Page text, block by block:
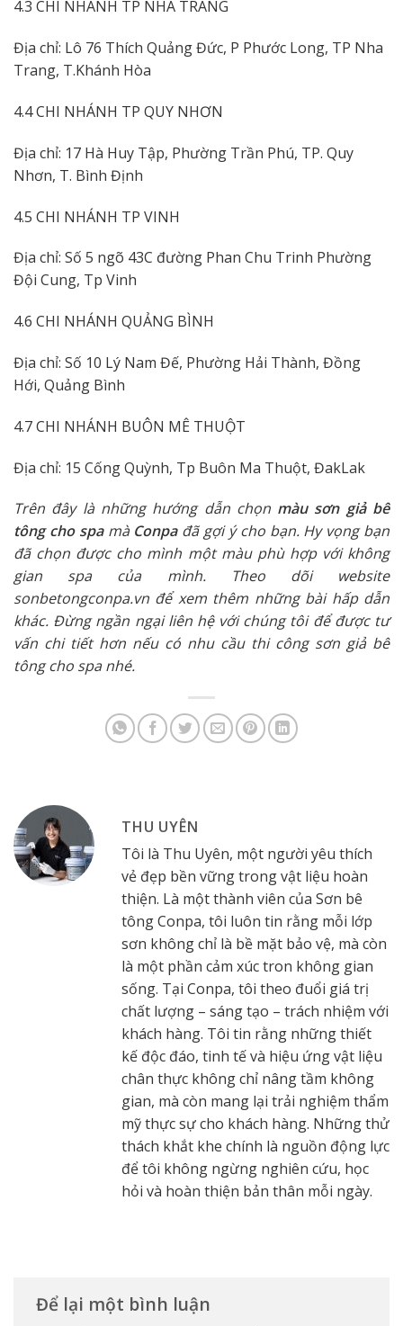
4.3 CHI NHÁNH TP NHA TRANG
Địa chỉ: Lô 76 Thích Quảng Đức, P Phước Long, TP Nha
Trang, T.Khánh Hòa
4.4 CHI NHÁNH TP QUY NHƠN
Địa chỉ: 17 Hà Huy Tập, Phường Trần Phú, TP. Quy
Nhơn, T. Bình Định
4.5 CHI NHÁNH TP VINH
Địa chỉ: Số 5 ngõ 43C đường Phan Chu Trinh Phường
Đội Cung, Tp Vinh
4.6 CHI NHÁNH QUẢNG BÌNH
Địa chỉ: Số 10 Lý Nam Đế, Phường Hải Thành, Đồng
Hới, Quảng Bình
4.7 CHI NHÁNH BUÔN MÊ THUỘT
Địa chỉ: 15 Cống Quỳnh, Tp Buôn Ma Thuột, ĐakLak
Trên đây là những hướng dẫn chọn màu sơn giả bê
tông cho spamà Conpađã gợi ý cho bạn. Hy vọng bạn
đã chọn được cho mình một màu phù hợp với không
gian spa của mình. Theo dõi website
sonbetongconpa.vn để xem thêm những bài hấp dẫn
khác. Đừng ngần ngại liên hệ với chúng tôi để được tư
vấn chi tiết hơn nếu có nhu cầu thi công sơn giả bê
tông cho spa nhé.
THU UYÊN
Tôi là Thu Uyên, một người yêu thích
vẻ đẹp bền vững trong vật liệu hoàn
thiện. Là một thành viên của Sơn bê
tông Conpa, tôi luôn tin rằng mỗi lớp
sơn không chỉ là bề mặt bảo vệ, mà còn
là một phần cảm xúc tron không gian
sống. Tại Conpa, tôi theo đuổi giá trị
chất lượng – sáng tạo – trách nhiệm với
khách hàng. Tôi tin rằng những thiết
kế độc đáo, tinh tế và hiệu ứng vật liệu
chân thực không chỉ nâng tầm không
gian, mà còn mang lại trải nghiệm thẩm
mỹ thực sự cho khách hàng. Những thử
thách khắt khe chính là nguồn động lực
để tôi không ngừng nghiên cứu, học
hỏi và hoàn thiện bản thân mỗi ngày.
Để lại một bình luận